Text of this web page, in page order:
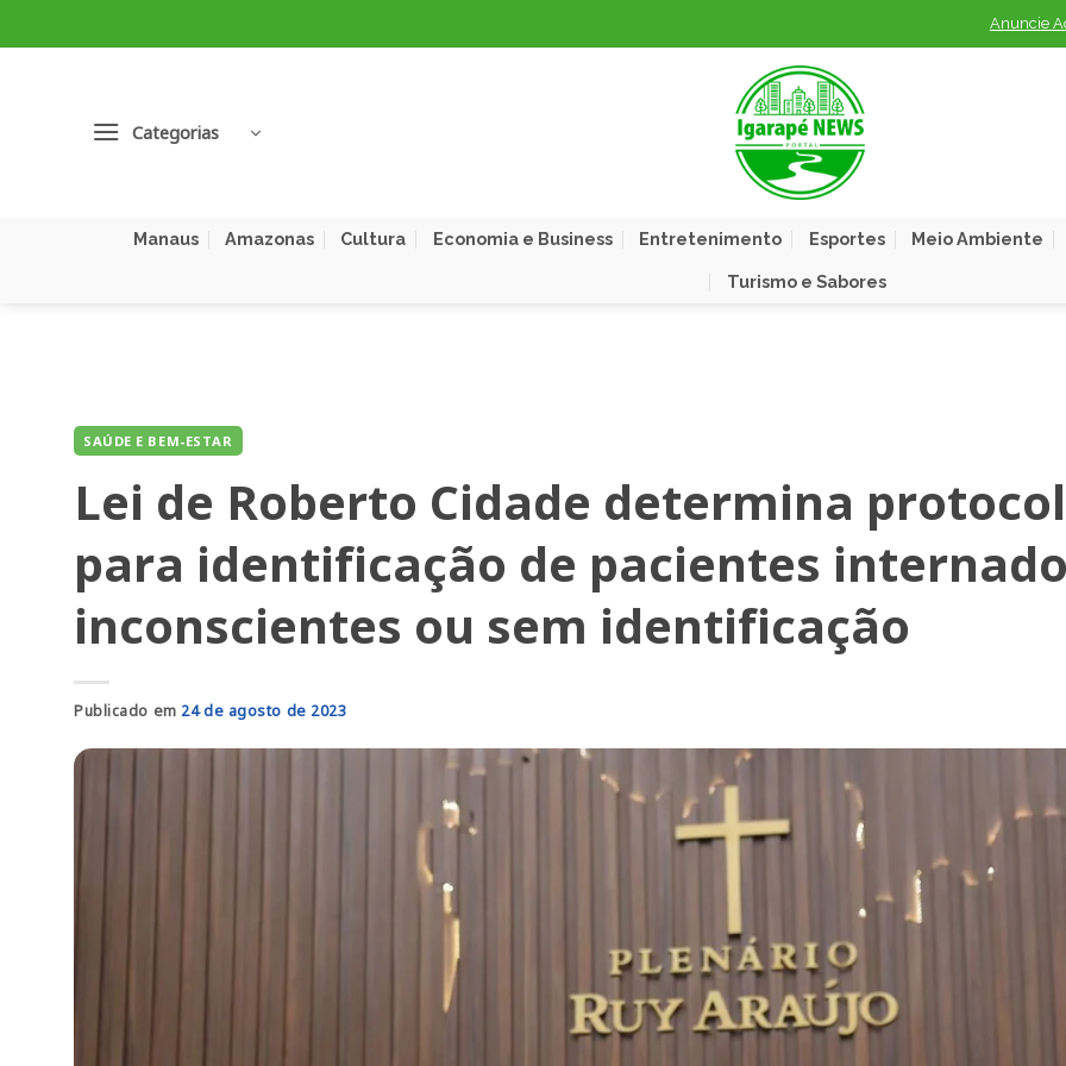
to
Anuncie
Categorias
Manaus Amazonas Cultura Economia e Business Entretenimento Esportes Meio Ambiente
Turismo e Sabores
SAÚDE E BEM-ESTAR
Lei de Roberto Cidade determina
para identificação de pacientes
inconscientes ou sem identificação
Publicado em 24 de agosto de 2023